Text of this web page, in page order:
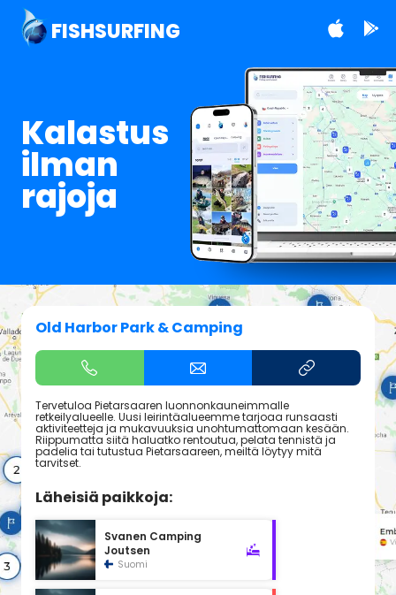
FISHSURFING
Kalastus
ilman
rajoja
Old Harbor Park & Camping
Tervetuloa Pietarsaaren luonnonkauneimmalle
retkeilyalueelle. Uusi leirintäalueemme tarjoaa runsaasti
aktiviteetteja ja mukavuuksia unohtumattomaan kesään.
Riippumatta siitä haluatko rentoutua, pelata tennistä ja
padelia tai tutustua Pietarsaareen, meiltä löytyy mitä
tarvitset.
Läheisiä paikkoja:
Svanen Camping
Joutsen
Suomi